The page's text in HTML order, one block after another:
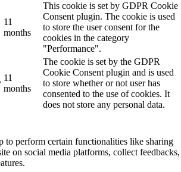
11
months
This cookie is set by GDPR Cookie
Consent plugin. The cookie is used
to store the user consent for the
cookies in the category
"Performance".
11
months
The cookie is set by the GDPR
Cookie Consent plugin and is used
to store whether or not user has
consented to the use of cookies. It
does not store any personal data.
to perform certain functionalities like sharing
on social media platforms, collect feedbacks,